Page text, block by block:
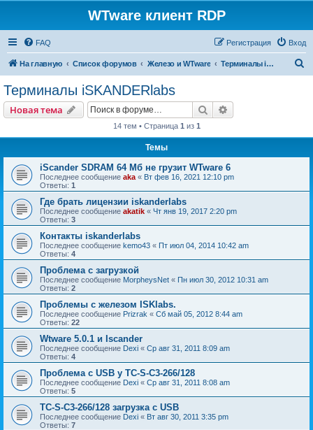
WTware клиент RDP
FAQ Вход
Регистрация
На главную Список форумов Железо и WTware Терминалы iSKANDERlabs
Терминалы iSKANDERlabs
Новая тема Поиск
14 тем • Страница 1 из 1
Темы
iScander SDRAM 64 Мб не грузит WTware 6
Последнее сообщение aka « Вт фев 16, 2021 12:10 pm
Ответы: 1
Где брать лицензии iskanderlabs
Последнее сообщение akatik « Чт янв 19, 2017 2:20 pm
Ответы: 3
Контакты iskanderlabs
Последнее сообщение kemo43 « Пт июл 04, 2014 10:42 am
Ответы: 4
Проблема с загрузкой
Последнее сообщение MorpheysNet « Пн июл 30, 2012 10:31 am
Ответы: 2
Проблемы с железом ISKlabs.
Последнее сообщение Prizrak « Сб май 05, 2012 8:44 am
Ответы: 22
Wtware 5.0.1 и Iscander
Последнее сообщение Dexi « Ср авг 31, 2011 8:09 am
Ответы: 4
Проблема с USB у TC-S-C3-266/128
Последнее сообщение Dexi « Ср авг 31, 2011 8:08 am
Ответы: 5
TC-S-C3-266/128 загрузка с USB
Последнее сообщение Dexi « Вт авг 30, 2011 3:35 pm
Ответы: 7